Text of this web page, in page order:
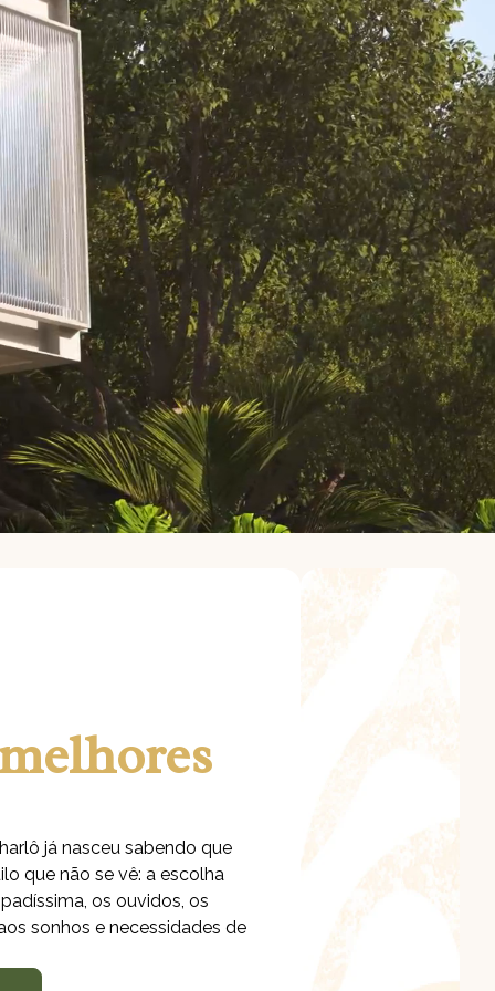
já nasceu sabendo que
que não se vê: a escolha
os ouvidos, os
sonhos e necessidades de